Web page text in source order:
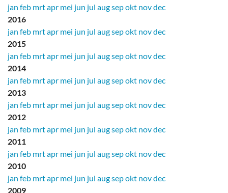
jan feb mrtapr mei jun jul augsepokt novdec
2016
jan feb mrtapr mei jun jul augsepokt novdec
2015
jan feb mrtapr mei jun jul augsepokt novdec
2014
jan feb mrtapr mei jun jul augsepokt novdec
2013
jan feb mrtapr mei jun jul augsepokt novdec
2012
jan feb mrtapr mei jun jul augsepokt novdec
2011
jan feb mrtapr mei jun jul augsepokt novdec
2010
jan feb mrtapr mei jun jul augsepokt novdec
2009